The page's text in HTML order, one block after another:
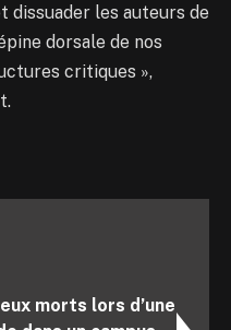
les auteurs de
dorsale de nos
critiques »,
morts lors d’une